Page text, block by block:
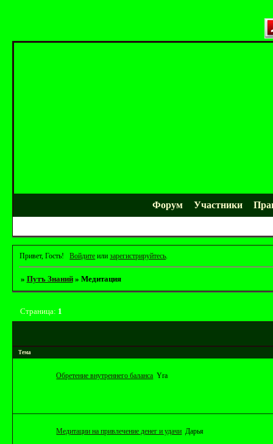
Форум Участники
Привет, Гость! Войдите илизарегистрируйтесь
» Путъ Знаний » Медитация
Страница: 1
Тема
Обретение внутреннего баланса Yrа
Медитации на привлечение денег и удачи Дарья